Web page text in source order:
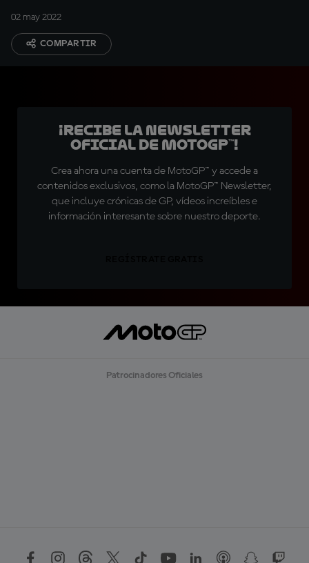
02 may 2022
COMPARTIR
¡Recibe la Newsletter
oficial de MotoGP™!
Crea ahora una cuenta de MotoGP™ y accede a
contenidos exclusivos, como la MotoGP™ Newsletter,
que incluye crónicas de GP, vídeos increíbles e
información interesante sobre nuestro deporte.
Patrocinadores Oficiales